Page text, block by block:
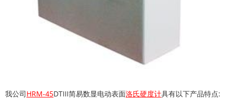
我公司 HRM-45DTIII简易数显电动表面洛氏硬度计具有以下产品特点: